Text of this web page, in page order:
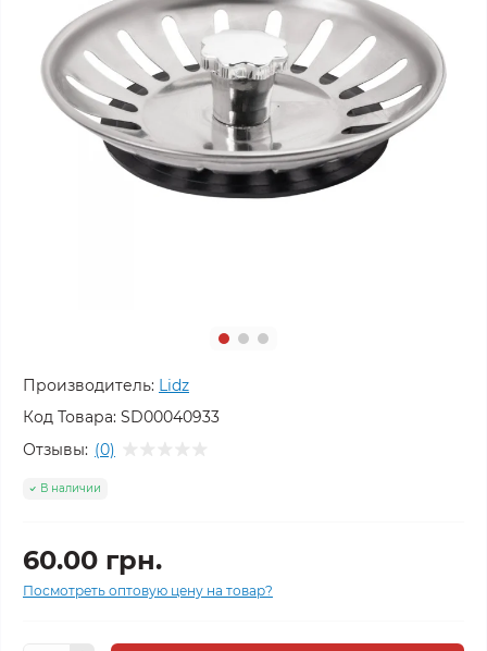
Производитель: Lidz
Код Товара: SD00040933
Отзывы: (0)
В наличии
60.00 грн.
Посмотреть оптовую цену на товар?